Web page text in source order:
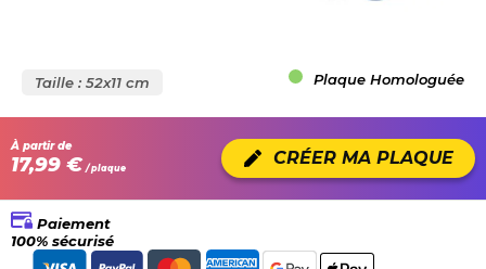
Taille : 52x11 cm Plaque Homologuée
À partir de
17,99 € / plaque CRÉER MA PLAQUE
Paiement
100% sécurisé